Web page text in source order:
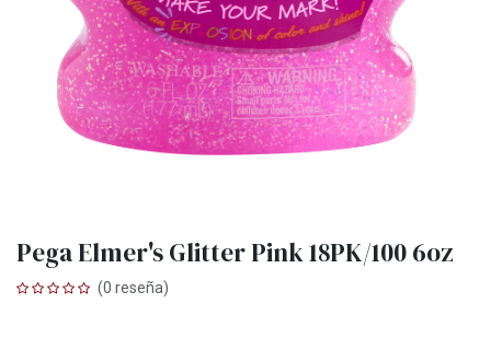
Pega Elmer's Glitter Pink 18PK/100 6oz
(0 reseña)